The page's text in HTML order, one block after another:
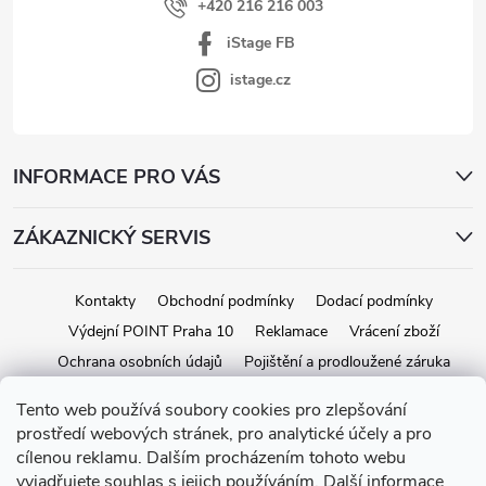
Tento web používá soubory cookies pro zlepšování
prostředí webových stránek, pro analytické účely a pro
cílenou reklamu. Dalším procházením tohoto webu
+420 216 216 003
iStage FB
istage.cz
INFORMACE PRO VÁS
ZÁKAZNICKÝ SERVIS
Kontakty Obchodní podmínky
Dodací podmínky
Výdejní POINT Praha 10
Reklamace
Vrácení zboží
Ochrana osobních údajů
Pojištění a prodloužené záruka
Copyright 2026iStage.cz. Všechna práva vyhrazena.Upravit nastavení
cookies